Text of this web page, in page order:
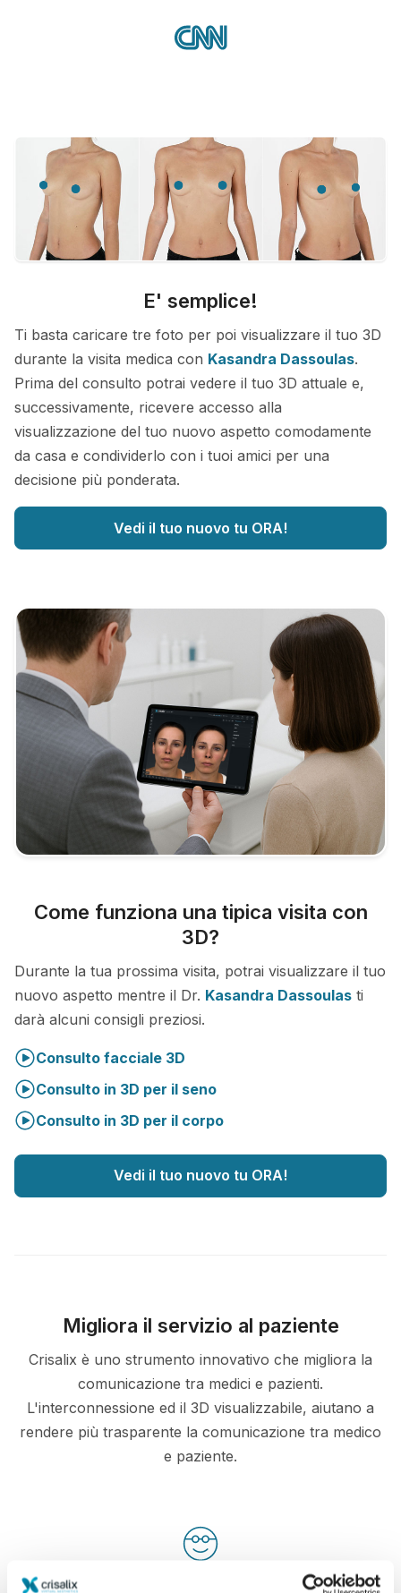
E' semplice!
Ti basta caricare tre foto per poi visualizzare il tuo 3D
durante la visita medica con Kasandra Dassoulas.
Prima del consulto potrai vedere il tuo 3D attuale e,
successivamente, ricevere accesso alla
visualizzazione del tuo nuovo aspetto comodamente
da casa e condividerlo con i tuoi amici per una
decisione più ponderata.
Vedi il tuo nuovo tu ORA!
Come funziona una tipica visita con
3D?
Durante la tua prossima visita, potrai visualizzare il tuo
nuovo aspetto mentre il Dr. Kasandra Dassoulas ti
darà alcuni consigli preziosi.
Consulto facciale 3D
Consulto in 3D per il seno
Consulto in 3D per il corpo
Vedi il tuo nuovo tu ORA!
Migliora il servizio al paziente
Crisalix è uno strumento innovativo che migliora la
comunicazione tra medici e pazienti.
L'interconnessione ed il 3D visualizzabile, aiutano a
rendere più trasparente la comunicazione tra medico
e paziente.